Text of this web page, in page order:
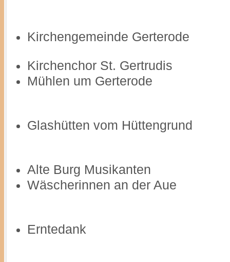
Kirchengemeinde Gerterode
Kirchenchor St. Gertrudis
Mühlen um Gerterode
Glashütten vom Hüttengrund
Alte Burg Musikanten
Wäscherinnen an der Aue
Erntedank